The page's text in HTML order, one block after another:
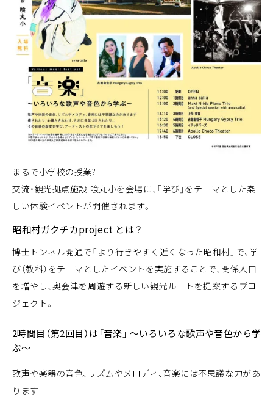
まるで小学校の授業?!
交流・観光拠点施設 喰丸小を会場に、「学び」をテーマとした楽
しい体験イベントが開催されます。
昭和村ガクチカproject とは？
博士トンネル開通で「より行きやすく近くなった昭和村」で、学
び（教科）をテーマとしたイベントを実施することで、関係人口
を増やし、奥会津を周遊する新しい観光ルートを提案するプロ
ジェクト。
2時間目（第2回目）は「音楽」 ～いろいろな歌声や音色から学
ぶ～
歌声や楽器の音色、リズムやメロディ、音楽には不思議な力があ
ります